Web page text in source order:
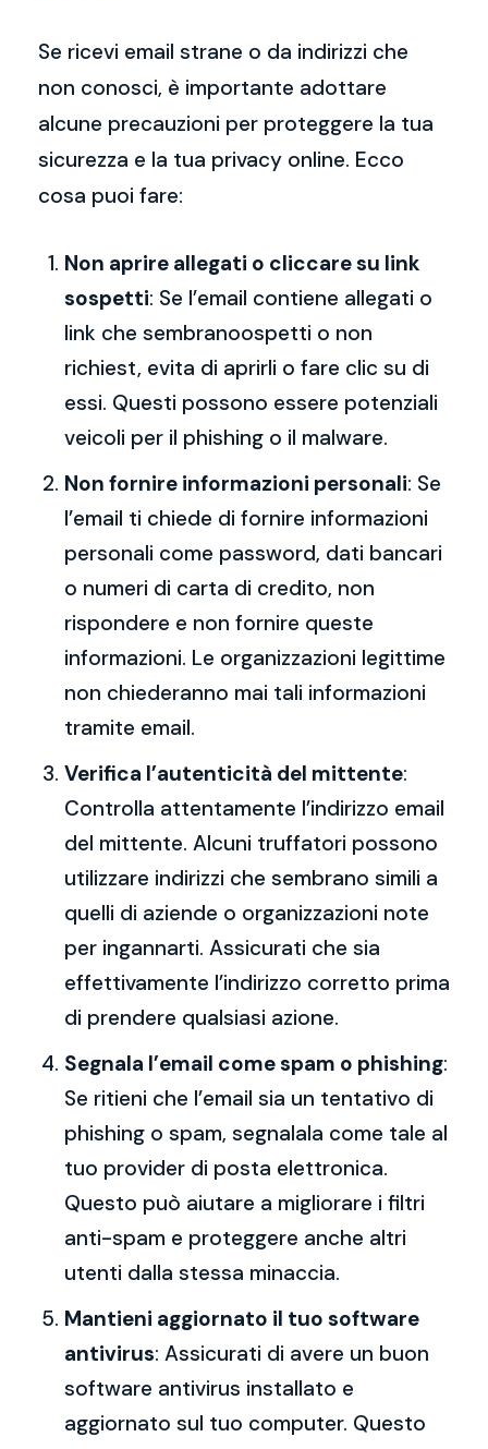
Se ricevi email strane o da indirizzi che
non conosci, è importante adottare
alcune precauzioni per proteggere la tua
sicurezza e la tua privacy online. Ecco
cosa puoi fare:
Non aprire allegati o cliccare su link
sospetti: Se l’email contiene allegati o
link che sembranoospetti o non
richiest, evita di aprirli o fare clic su di
essi. Questi possono essere potenziali
veicoli per il phishing o il malware.
Non fornire informazioni personali: Se
l’email ti chiede di fornire informazioni
personali come password, dati bancari
o numeri di carta di credito, non
rispondere e non fornire queste
informazioni. Le organizzazioni legittime
non chiederanno mai tali informazioni
tramite email.
Verifica l’autenticità del mittente:
Controlla attentamente l’indirizzo email
del mittente. Alcuni truffatori possono
utilizzare indirizzi che sembrano simili a
quelli di aziende o organizzazioni note
per ingannarti. Assicurati che sia
effettivamente l’indirizzo corretto prima
di prendere qualsiasi azione.
Segnala l’email come spam o phishing:
Se ritieni che l’email sia un tentativo di
phishing o spam, segnalala come tale al
tuo provider di posta elettronica.
Questo può aiutare a migliorare i filtri
anti-spam e proteggere anche altri
utenti dalla stessa minaccia.
Mantieni aggiornato il tuo software
antivirus: Assicurati di avere un buon
software antivirus installato e
aggiornato sul tuo computer. Questo